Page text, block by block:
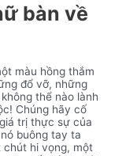
bàn về
màu hồng thắm
đổ vỡ, những
thể nào lành
Chúng hãy cố
trị thực sự của
buông tay ta
chút hi vọng, một